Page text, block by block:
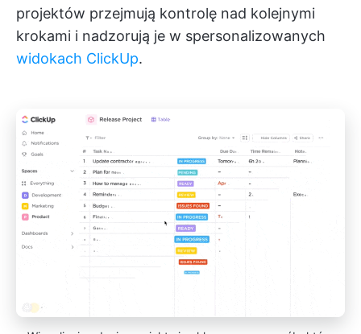
projektów przejmują kontrolę nad kolejnymi
krokami i nadzorują je w spersonalizowanych
widokach ClickUp.